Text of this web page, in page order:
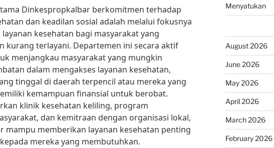
Dinkespropkalbar berkomitmen terhadap
dan keadilan sosial adalah melalui fokusnya
kesehatan bagi masyarakat yang
kurang terlayani. Departemen ini secara aktif
menjangkau masyarakat yang mungkin
dalam mengakses layanan kesehatan,
tinggal di daerah terpencil atau mereka yang
kemampuan finansial untuk berobat.
klinik kesehatan keliling, program
dan kemitraan dengan organisasi lokal,
mampu memberikan layanan kesehatan penting
mereka yang membutuhkan.
Menyatukan
August 2026
June 2026
May 2026
April 2026
March 2026
February 2026